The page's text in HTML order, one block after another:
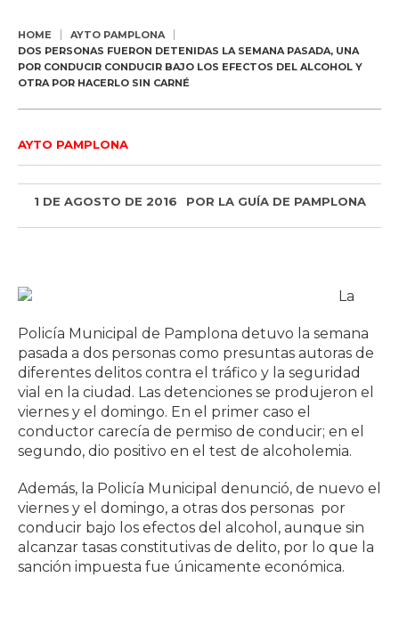
HOME
AYTO PAMPLONA
DOS PERSONAS FUERON DETENIDAS LA SEMANA PASADA, UNA
POR CONDUCIR CONDUCIR BAJO LOS EFECTOS DEL ALCOHOL Y
OTRA POR HACERLO SIN CARNÉ
AYTO PAMPLONA
1 DE AGOSTO DE 2016 POR LA GUÍA DE PAMPLONA
La
Policía Municipal de Pamplona detuvo la semana
pasada a dos personas como presuntas autoras de
diferentes delitos contra el tráfico y la seguridad
vial en la ciudad. Las detenciones se produjeron el
viernes y el domingo. En el primer caso el
conductor carecía de permiso de conducir; en el
segundo, dio positivo en el test de alcoholemia.
Además, la Policía Municipal denunció, de nuevo el
viernes y el domingo, a otras dos personas por
conducir bajo los efectos del alcohol, aunque sin
alcanzar tasas constitutivas de delito, por lo que la
sanción impuesta fue únicamente económica.